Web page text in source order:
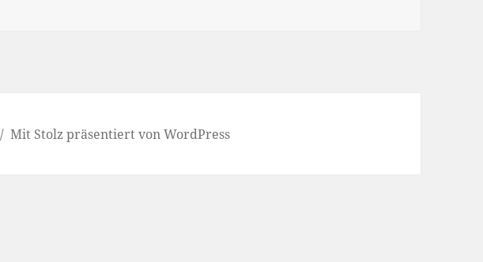
Mit Stolz präsentiert von WordPress